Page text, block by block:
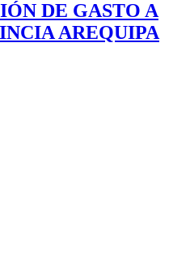
DE GASTO A
AREQUIPA